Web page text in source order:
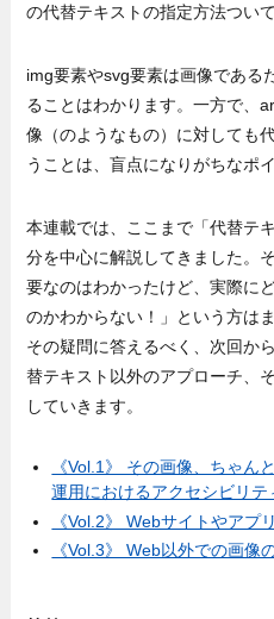
の代替テキストの指定方法つい
img要素やsvg要素は画像である
ることはわかります。一方で、
像（のようなもの）に対しても
うことは、盲点になりがちなポ
本連載では、ここまで「代替テ
分を中心に解説してきました。
要なのはわかったけど、実際に
のかわからない！」という方は
その疑問に答えるべく、次回か
替テキスト以外のアプローチ、
していきます。
《Vol.1》 その画像、ちゃ
運用におけるアクセシビリテ
《Vol.2》 Webサイトやアプ
《Vol.3》 Web以外での画像